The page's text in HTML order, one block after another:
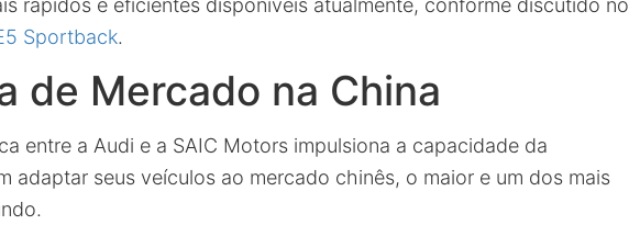
rápidos e eficientes disponíveis atualmente, conforme discutido no
Sportback.
de Mercado na China
entre a Audi e a SAIC Motors impulsiona a capacidade da
adaptar seus veículos ao mercado chinês, o maior e um dos mais